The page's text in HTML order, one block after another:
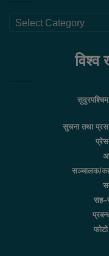
थप
विश्व
सुदुरपश्चिम
सुचना तथा
प्रेस
सञ्चालक/